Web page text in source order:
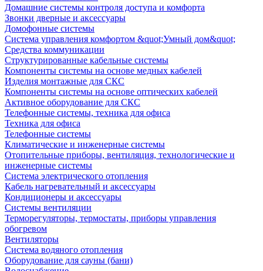
Домашние системы контроля доступа и комфорта
Звонки дверные и аксессуары
Домофонные системы
Система управления комфортом &quot;Умный дом&quot;
Средства коммуникации
Структурированные кабельные системы
Компоненты системы на основе медных кабелей
Изделия монтажные для СКС
Компоненты системы на основе оптических кабелей
Активное оборудование для СКС
Телефонные системы, техника для офиса
Техника для офиса
Телефонные системы
Климатические и инженерные системы
Отопительные приборы, вентиляция, технологические и
инженерные системы
Система электрического отопления
Кабель нагревательный и аксессуары
Кондиционеры и аксессуары
Системы вентиляции
Терморегуляторы, термостаты, приборы управления
обогревом
Вентиляторы
Система водяного отопления
Оборудование для сауны (бани)